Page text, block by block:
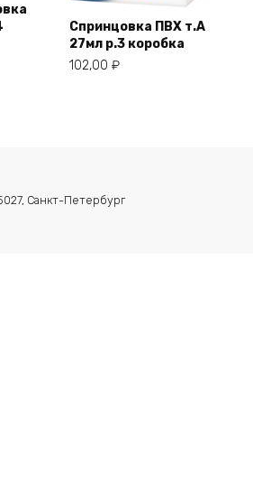
Спринцовка ПВХ т.A
27мл р.3 коробка
102,00 ₽
Санкт-Петербург